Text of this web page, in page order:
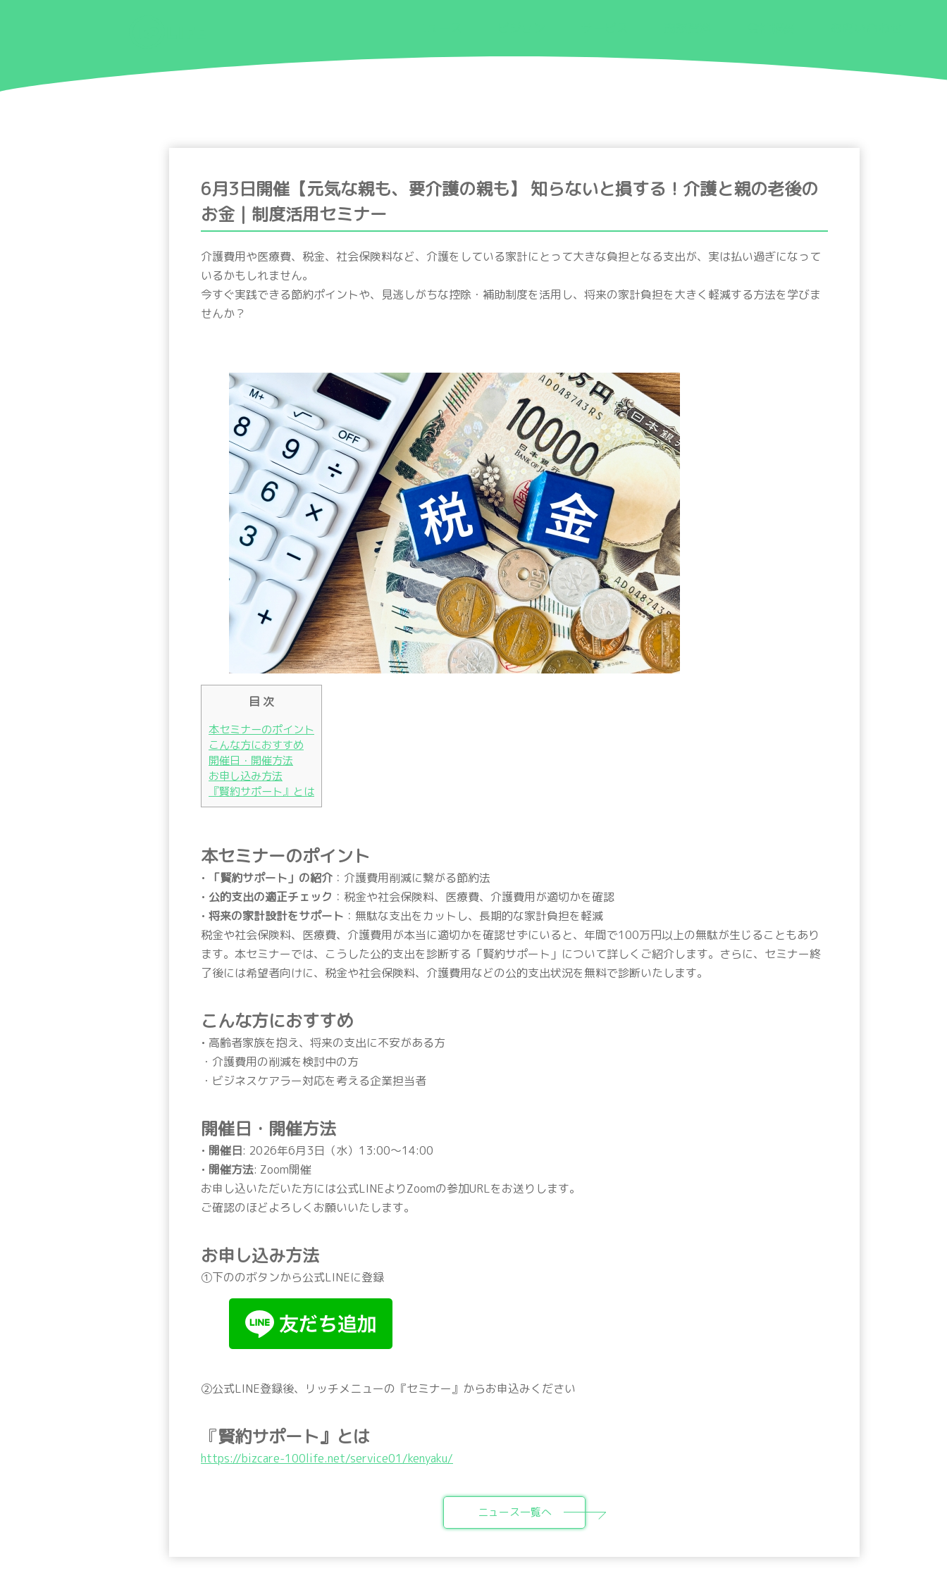
6月3日開催【元気な親も、要介護の親も】 知らないと損する！介護と親の老後の
お金｜制度活用セミナー
介護費用や医療費、税金、社会保険料など、介護をしている家計にとって大きな負担となる支出が、実は払い過ぎになって
いるかもしれません。
今すぐ実践できる節約ポイントや、見逃しがちな控除・補助制度を活用し、将来の家計負担を大きく軽減する方法を学びま
せんか？
目 次
本セミナーのポイント
こんな方におすすめ
開催日・開催方法
お申し込み方法
『賢約サポート』とは
本セミナーのポイント
• 「賢約サポート」の紹介 ：介護費用削減に繋がる節約法
• 公的支出の適正チェック ：税金や社会保険料、医療費、介護費用が適切かを確認
• 将来の家計設計をサポート ：無駄な支出をカットし、長期的な家計負担を軽減
税金や社会保険料、医療費、介護費用が本当に適切かを確認せずにいると、年間で100万円以上の無駄が生じることもあり
ます。本セミナーでは、こうした公的支出を診断する「賢約サポート」について詳しくご紹介します。さらに、セミナー終
了後には希望者向けに、税金や社会保険料、介護費用などの公的支出状況を無料で診断いたします。
こんな方におすすめ
• 高齢者家族を抱え、将来の支出に不安がある方
・介護費用の削減を検討中の方
・ビジネスケアラー対応を考える企業担当者
開催日・開催方法
• 開催日: 2026年6月3日（水）13:00〜14:00
• 開催方法: Zoom開催
お申し込いただいた方には公式LINEよりZoomの参加URLをお送りします。
ご確認のほどよろしくお願いいたします。
お申し込み方法
①下ののボタンから公式LINEに登録
②公式LINE登録後、リッチメニューの『セミナー』からお申込みください
『賢約サポート』とは
https://bizcare-100life.net/service01/kenyaku/
ニュース一覧へ